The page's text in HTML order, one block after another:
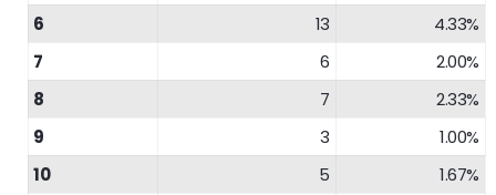
6
13
4.33%
7
6
2.00%
8
7
2.33%
9
3
1.00%
10
5
1.67%